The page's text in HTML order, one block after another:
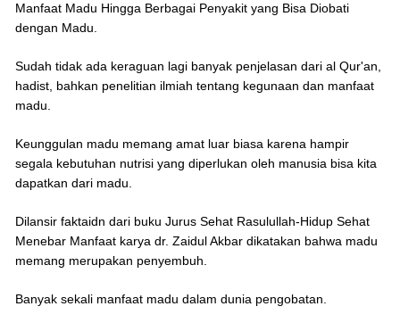
Manfaat Madu Hingga Berbagai Penyakit yang Bisa Diobati
dengan Madu.
Sudah tidak ada keraguan lagi banyak penjelasan dari al Qur'an,
hadist, bahkan penelitian ilmiah tentang kegunaan dan manfaat
madu.
Keunggulan madu memang amat luar biasa karena hampir
segala kebutuhan nutrisi yang diperlukan oleh manusia bisa kita
dapatkan dari madu.
Dilansir faktaidn dari buku Jurus Sehat Rasulullah-Hidup Sehat
Menebar Manfaat karya dr. Zaidul Akbar dikatakan bahwa madu
memang merupakan penyembuh.
Banyak sekali manfaat madu dalam dunia pengobatan.